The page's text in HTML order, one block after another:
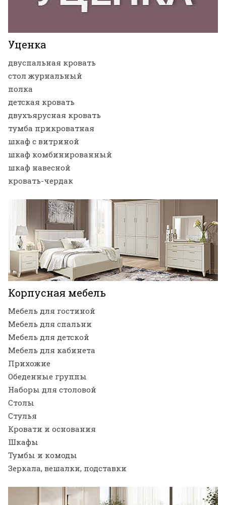
Уценка
двуспальная кровать
стол журнальный
полка
детская кровать
двухъярусная кровать
тумба прикроватная
шкаф с витриной
шкаф комбинированный
шкаф навесной
кровать-чердак
Корпусная мебель
Мебель для гостиной
Мебель для спальни
Мебель для детской
Мебель для кабинета
Прихожие
Обеденные группы
Наборы для столовой
Столы
Стулья
Кровати и основания
Шкафы
Тумбы и комоды
Зеркала, вешалки, подставки